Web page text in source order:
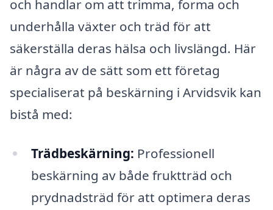
och handlar om att trimma, forma och
underhålla växter och träd för att
säkerställa deras hälsa och livslängd. Här
är några av de sätt som ett företag
specialiserat på beskärning i Arvidsvik kan
bistå med:
Trädbeskärning: Professionell
beskärning av både fruktträd och
prydnadsträd för att optimera deras